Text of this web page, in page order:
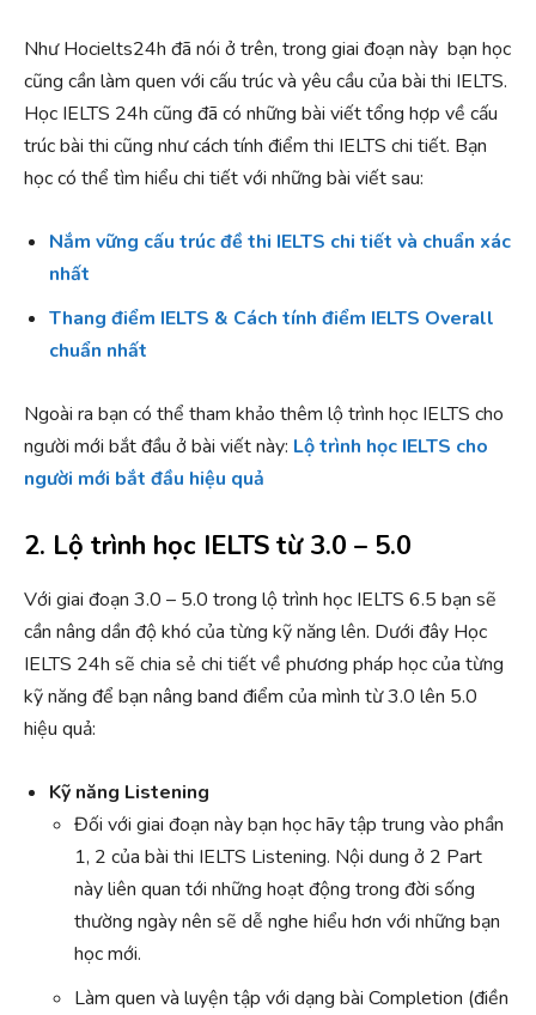
Như Hocielts24h đã nói ở trên, trong giai đoạn này bạn học
cũng cần làm quen với cấu trúc và yêu cầu của bài thi IELTS.
Học IELTS 24h cũng đã có những bài viết tổng hợp về cấu
trúc bài thi cũng như cách tính điểm thi IELTS chi tiết. Bạn
học có thể tìm hiểu chi tiết với những bài viết sau:
Nắm vững cấu trúc đề thi IELTS chi tiết và chuẩn xác
nhất
Thang điểm IELTS & Cách tính điểm IELTS Overall
chuẩn nhất
Ngoài ra bạn có thể tham khảo thêm lộ trình học IELTS cho
người mới bắt đầu ở bài viết này: Lộ trình học IELTS cho
người mới bắt đầu hiệu quả
2. Lộ trình học IELTS từ 3.0 – 5.0
Với giai đoạn 3.0 – 5.0 trong lộ trình học IELTS 6.5 bạn sẽ
cần nâng dần độ khó của từng kỹ năng lên. Dưới đây Học
IELTS 24h sẽ chia sẻ chi tiết về phương pháp học của từng
kỹ năng để bạn nâng band điểm của mình từ 3.0 lên 5.0
hiệu quả:
Kỹ năng Listening
Đối với giai đoạn này bạn học hãy tập trung vào phần
1, 2 của bài thi IELTS Listening. Nội dung ở 2 Part
này liên quan tới những hoạt động trong đời sống
thường ngày nên sẽ dễ nghe hiểu hơn với những bạn
học mới.
Làm quen và luyện tập với dạng bài Completion (điền